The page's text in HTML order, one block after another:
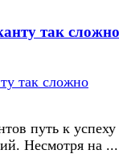
так сложно
путь к успеху
Несмотря на ...